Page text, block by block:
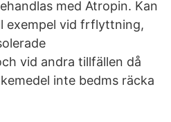
med Atropin. Kan
exempel vid frflyttning,
vid andra tillfällen då
inte bedms räcka